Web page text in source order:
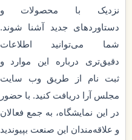
نزدیک با محصولات و
دستاوردهای جدید آشنا شوند.
شما می‌توانید اطلاعات
دقیق‌تری درباره این موارد و
ثبت ‌نام از طریق وب‌ سایت
مجلس آرا دریافت کنید. با حضور
در این نمایشگاه، به جمع فعالان
و علاقه‌مندان این صنعت بپیوندید